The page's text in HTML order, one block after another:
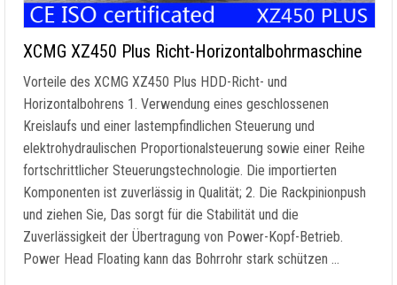
XCMG XZ450 Plus Richt-Horizontalbohrmaschine
Vorteile des XCMG XZ450 Plus HDD-Richt- und
Horizontalbohrens 1. Verwendung eines geschlossenen
Kreislaufs und einer lastempfindlichen Steuerung und
elektrohydraulischen Proportionalsteuerung sowie einer Reihe
fortschrittlicher Steuerungstechnologie. Die importierten
Komponenten ist zuverlässig in Qualität; 2. Die Rackpinionpush
und ziehen Sie, Das sorgt für die Stabilität und die
Zuverlässigkeit der Übertragung von Power-Kopf-Betrieb.
Power Head Floating kann das Bohrrohr stark schützen …